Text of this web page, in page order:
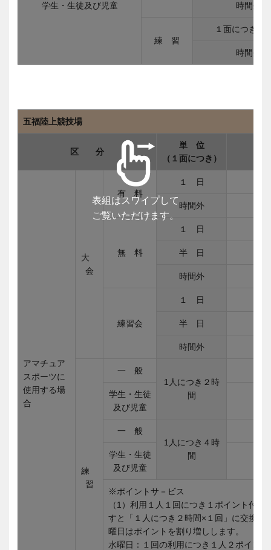
学生・生徒及び児童 時間外
練 習
１面につき２
時間外
五福陸上競技場
区 分
単 位
（１面につき）
アマチュア
スポーツに
使用する場
合
大
会
有 料
１ 日
時間外
無 料
１ 日
半 日
時間外
練習会
１ 日
半 日
時間外
練
習
一 般
1人につき２時
間
学生・生徒
及び児童
一 般
1人につき４時
間
学生・生徒
及び児童
※ポイントサ－ビス
（1）利用１人１回につき１ポイント付
すと「１人につき２時間×１回」に交換で
曜日はポイントを割り増しします。
水曜日：１回の利用につき１人２ポイント
表組はスワイプして
ご覧いただけます。